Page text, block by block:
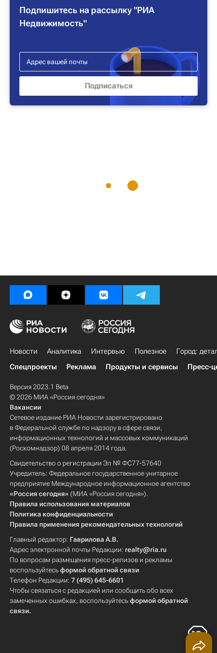
Подпишитесь на рассылку "РИА
Недвижимость"
Новости Аналитика Интервью Полезное
Город:
Спецпроекты
Реклама Продукты и сервисы Пресс-
Версия 2023.1 Beta
© 2026 МИА «Россия сегодня»
Вакансии
Сетевое издание РИА Новости зарегистрировано
в Федеральной службе по надзору в сфере связи,
информационных технологий и массовых коммуникаций
(Роскомнадзор) 08 апреля 2014 года.
Свидетельство о регистрации Эл № ФС77-57640
Учредитель: Федеральное государственное унитарное
предприятие Международное информационное агентство
«Россия сегодня» (МИА «Россия сегодня»).
Правила использования материалов
Политика конфиденциальности
Правила применения рекомендательных технологий
Главный редактор: Гаврилова А.В.
Адрес электронной почты Редакции: realty@ria.ru
По вопросам размещения пресс-релизов и рекламы
воспользуйтесьформой обратной связи
Телефон Редакции: 7 (495) 645-6601
Чтобы связаться с редакцией или сообщить обо всех
замеченных ошибках, воспользуйтесьформой обратной
связи.